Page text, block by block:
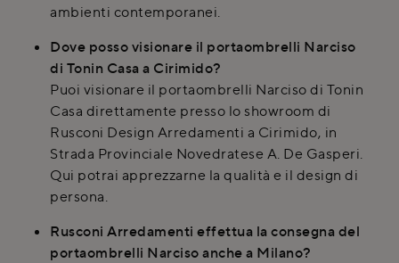
ambienti contemporanei.
Dove posso visionare il portaombrelli Narciso
di Tonin Casa a Cirimido?
Puoi visionare il portaombrelli Narciso di Tonin
Casa direttamente presso lo showroom di
Rusconi Design Arredamenti a Cirimido, in
Strada Provinciale Novedratese A. De Gasperi.
Qui potrai apprezzarne la qualità e il design di
persona.
Rusconi Arredamenti effettua la consegna del
portaombrelli Narciso anche a Milano?